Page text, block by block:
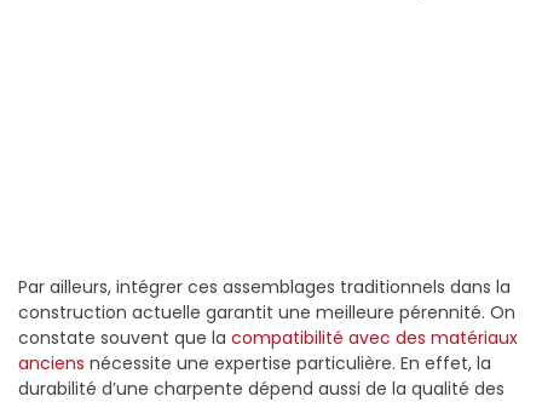
Par ailleurs, intégrer ces assemblages traditionnels dans la
construction actuelle garantit une meilleure pérennité. On
constate souvent que la compatibilité avec des matériaux
anciens nécessite une expertise particulière. En effet, la
durabilité d’une charpente dépend aussi de la qualité des